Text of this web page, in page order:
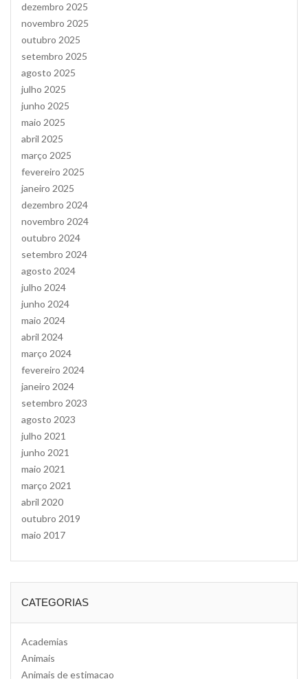
dezembro 2025
novembro 2025
outubro 2025
setembro 2025
agosto 2025
julho 2025
junho 2025
maio 2025
abril 2025
março 2025
fevereiro 2025
janeiro 2025
dezembro 2024
novembro 2024
outubro 2024
setembro 2024
agosto 2024
julho 2024
junho 2024
maio 2024
abril 2024
março 2024
fevereiro 2024
janeiro 2024
setembro 2023
agosto 2023
julho 2021
junho 2021
maio 2021
março 2021
abril 2020
outubro 2019
maio 2017
CATEGORIAS
Academias
Animais
Animais de estimacao